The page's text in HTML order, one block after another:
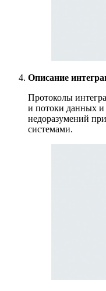
Описание
Протоколы
и потоки данных и
недоразумений
системами.